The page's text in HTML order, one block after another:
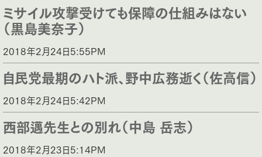
ミサイル攻撃受けても保障の仕組みはない
（黒島美奈子）
2018年2月24日5:55PM
自民党最期のハト派、野中広務逝く（佐高信）
2018年2月24日5:42PM
西部邁先生との別れ（中島 岳志）
2018年2月23日5:14PM